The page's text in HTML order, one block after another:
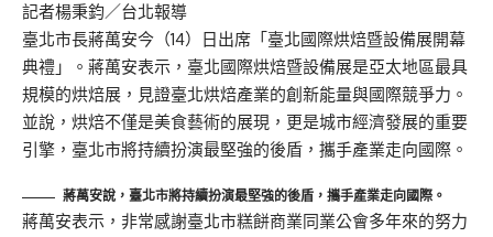
記者楊秉鈞／台北報導
臺北市長蔣萬安今（14）日出席「臺北國際烘焙暨設備展開幕
典禮」。蔣萬安表示，臺北國際烘焙暨設備展是亞太地區最具
規模的烘焙展，見證臺北烘焙產業的創新能量與國際競爭力。
並說，烘焙不僅是美食藝術的展現，更是城市經濟發展的重要
引擎，臺北市將持續扮演最堅強的後盾，攜手產業走向國際。
蔣萬安說，臺北市將持續扮演最堅強的後盾，攜手產業走向國際。
蔣萬安表示，非常感謝臺北市糕餅商業同業公會多年來的努力